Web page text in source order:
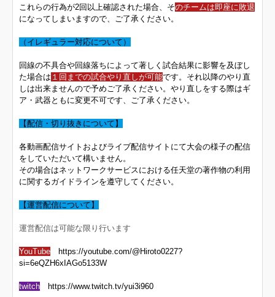
これらの行為が2回以上確認された場合、そのチームは即座に敗退
になってしまいますので、ご了承ください。
（イレギュラー対応について）
回線の不具合や回線落ちによって著しく試合結果に影響を及ぼし
た場合は １回までの試合やり直しが可能です。それ以降のやり直
しは出来ませんので予めご了承ください。やり直しをする際はギ
ア・武器ともに変更不可です、ご了承ください。
【配信・切り抜きについて】
各動画配信サイトおよびライブ配信サイトにて大会の様子の配信
をしていただいて構いません。
その場合はネットワークサービスにおける任天堂の著作物の利用
に関するガイドラインを遵守してください。
【運営配信について】
運営配信は可能な限り行います
YouTube
https://youtube.com/@Hiroto0227?
si=6eQZH6xIAGo5133W
twitch https://www.twitch.tv/yui3i960